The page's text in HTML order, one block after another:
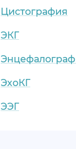
Цистография
ЭКГ
ЭхоКГ
ЭЭГ